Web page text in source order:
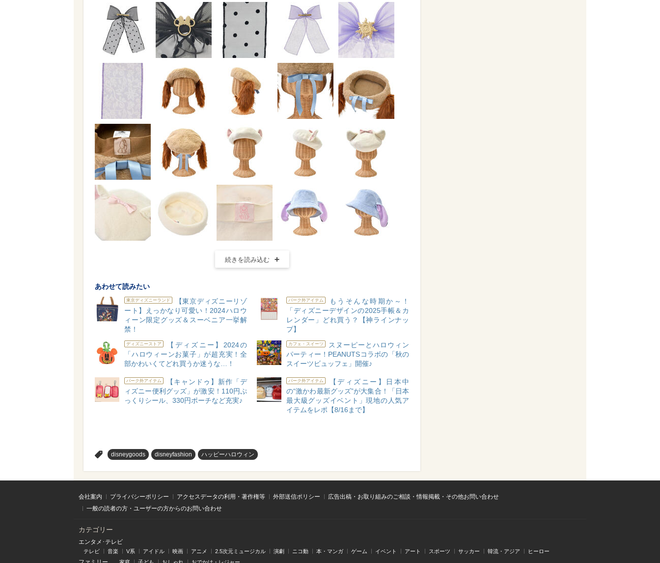
続きを読み込む
あわせて読みたい
東京ディズニーランド
【東京ディズニーリゾ
ート】えっかなり可愛い！2024ハロウ
ィーン限定グッズ＆スーベニア一挙解
禁！
パーク外アイテム
もうそんな時期か～！
「ディズニーデザインの2025手帳＆カ
レンダー」どれ買う？【神ラインナッ
プ】
ディズニーストア
【ディズニー】2024の
「ハロウィーンお菓子」が超充実！全
部かわいくてどれ買うか迷うな…！
カフェ・スイーツ
スヌーピーとハロウィン
パーティー！PEANUTSコラボの「秋の
スイーツビュッフェ」開催♪
パーク外アイテム
【キャンドゥ】新作「デ
ィズニー便利グッズ」が激安！110円ぷ
っくりシール、330円ポーチなど充実♪
パーク外アイテム
【ディズニー】日本中
の“激かわ最新グッズ”が大集合！「日本
最大級グッズイベント」現地の人気ア
イテムをレポ【8/16まで】
disneygoods disneyfashion ハッピーハロウィン
会社案内 プライバシーポリシー アクセスデータの利用・著作権等 外部送信ポリシー
広告出稿・お取り組みのご相談・情報掲載・その他お問い合わせ
一般の読者の方・ユーザーの方からのお問い合わせ
カテゴリー
エンタメ･テレビ
テレビ 音楽 V系 アイドル 映画 アニメ 2.5次元ミュージカル 演劇 ニコ動 本・マンガ ゲーム イベント アート スポーツ サッカー 韓流・アジア ヒーロー